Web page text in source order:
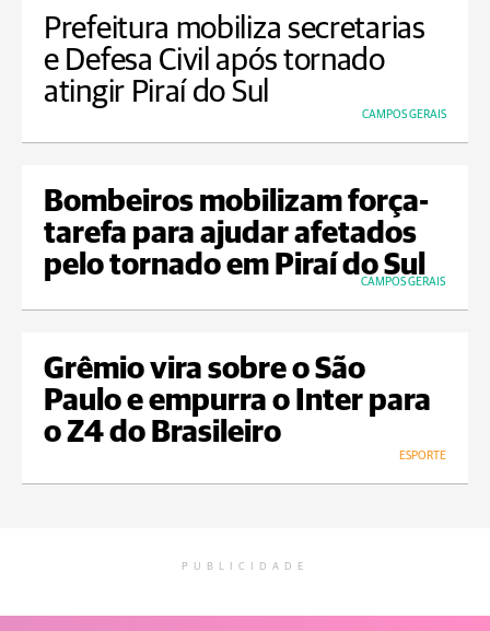
Prefeitura mobiliza secretarias
e Defesa Civil após tornado
atingir Piraí do Sul
CAMPOS GERAIS
Bombeiros mobilizam força-
tarefa para ajudar afetados
pelo tornado em Piraí do Sul
CAMPOS GERAIS
Grêmio vira sobre o São
Paulo e empurra o Inter para
o Z4 do Brasileiro
ESPORTE
PUBLICIDADE